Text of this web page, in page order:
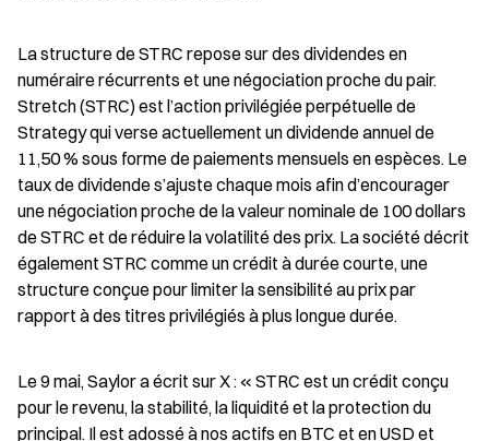
La structure de STRC repose sur des dividendes en
numéraire récurrents et une négociation proche du pair.
Stretch (STRC) est l’action privilégiée perpétuelle de
Strategy qui verse actuellement un dividende annuel de
11,50 % sous forme de paiements mensuels en espèces. Le
taux de dividende s’ajuste chaque mois afin d’encourager
une négociation proche de la valeur nominale de 100 dollars
de STRC et de réduire la volatilité des prix. La société décrit
également STRC comme un crédit à durée courte, une
structure conçue pour limiter la sensibilité au prix par
rapport à des titres privilégiés à plus longue durée.
Le 9 mai, Saylor a écrit sur X : « STRC est un crédit conçu
pour le revenu, la stabilité, la liquidité et la protection du
principal. Il est adossé à nos actifs en BTC et en USD et